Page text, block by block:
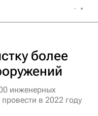
более
инженерных
в 2022 году